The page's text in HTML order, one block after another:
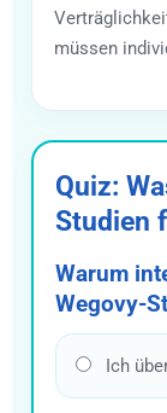
müssen
Quiz:
Studien
Warum
Wegovy-
Ich